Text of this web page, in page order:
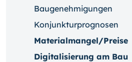
Baugenehmigungen
Konjunkturprognosen
Materialmangel/Preise
Digitalisierung am Bau